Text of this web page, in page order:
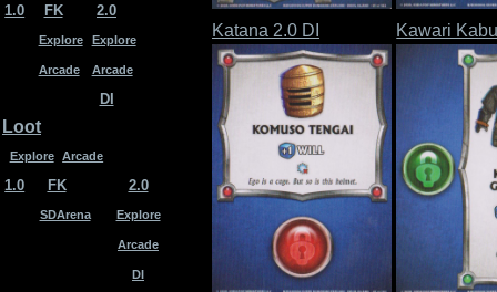
1.0 FK
Explore
Arcade
2.0
Explore
Arcade
DI
Loot
Explore Arcade
1.0 FK
SDArena
2.0
Explore
Arcade
DI
Katana 2.0 DI Kawari